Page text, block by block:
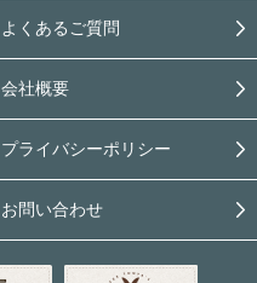
よくあるご質問
会社概要
プライバシーポリシー
お問い合わせ